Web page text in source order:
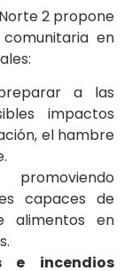
2 propone
en
a las
impactos
el hambre
capaces de
alimentos en
e incendios